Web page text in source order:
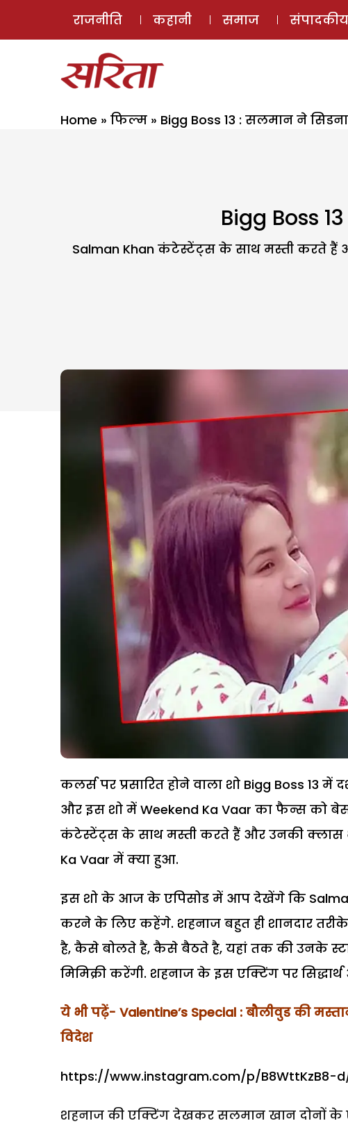
राजनीति कहानी समाज संपादकीय
Home » फिल्म » Bigg Boss 13 : सलमान ने
Bigg Boss
Salman Khan कंटेस्टेंट्स के साथ मस्ती करते हैं
कलर्स पर प्रसारित होने वाला शो Bigg Boss 13
और इस शो में Weekend Ka Vaar का फैन्स को
कंटेस्टेंट्स के साथ मस्ती करते हैं और उनकी क्लास
Ka Vaar में क्या हुआ.
इस शो के आज के एपिसोड में आप देखेंगे कि Salman
करने के लिए कहेंगे. शहनाज बहुत ही शानदार तरीके
है, कैसे बोलते है, कैसे बैठते है, यहां तक की उनके
मिमिक्री करेंगी. शहनाज के इस एक्टिंग पर
ये भी पढ़ें- Valentine’s Special : बौलीवुड की
विदेश
https://www.instagram.com/p/B8WttKzB8-
शहनाज की एक्टिंग देखकर सलमान खान दोनों